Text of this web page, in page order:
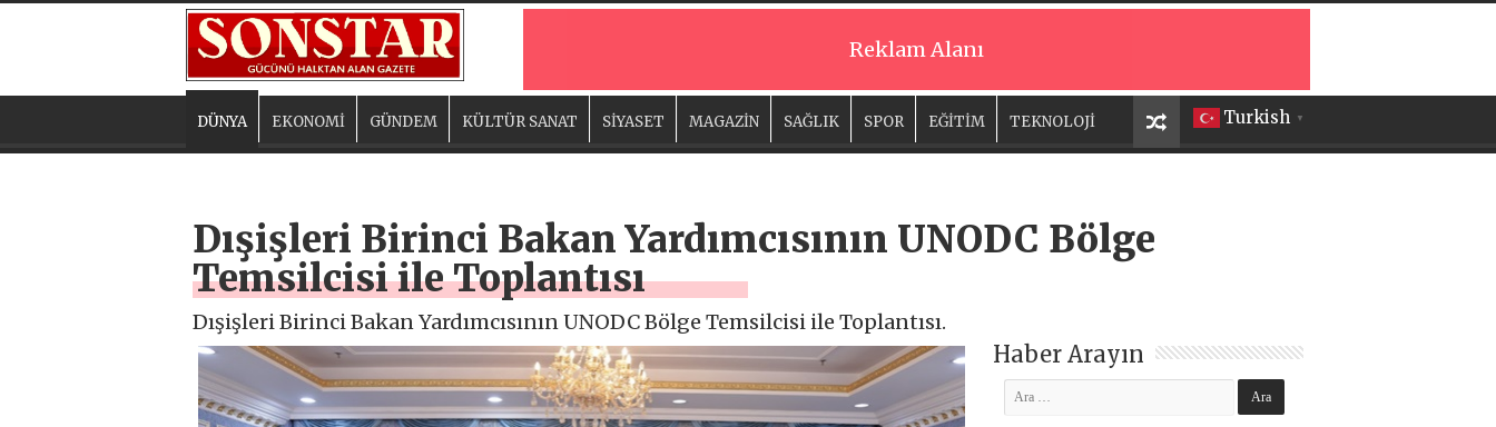
Reklam Alanı
Turkish ▼
DÜNYA EKONOMİ GÜNDEM KÜLTÜR SANAT SİYASET MAGAZİN SAĞLIK SPOR EĞİTİM TEKNOLOJİ
Dışişleri Birinci Bakan Yardımcısının UNODC Bölge
Temsilcisi ile Toplantısı
Dışişleri Birinci Bakan Yardımcısının UNODC Bölge Temsilcisi ile Toplantısı.
Haber Arayın